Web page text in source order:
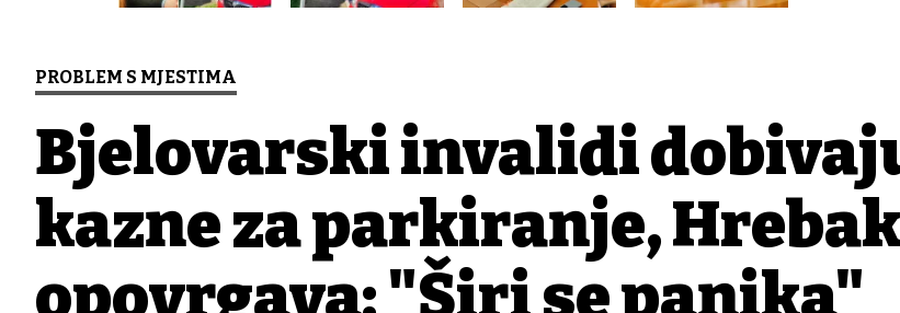
PROBLEM S MJESTIMA
Bjelovarski invalidi
kazne za parkiranje, Hrebak
opovrgava: "Širi se panika"